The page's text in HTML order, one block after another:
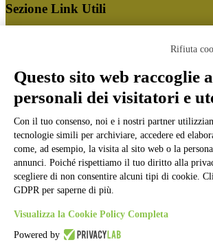
Sezione Link Utili
Ufficio Relazioni con il Pubblico
Dichiarazione di accessibilità
Obiettivi di accessibilità
Gestione consensi cookie
Amministrazione trasparente
Pagina visualizzata
2813 volte
Sezione Copyright
Copyright 2026 | Engineered and powered by
Parma S.p.A. | Divisione Publishing & New
Rifiuta
Questo sito web raccoglie
personali dei visitatori e
Con il tuo consenso, noi e i nostri partner
tecnologie simili per archiviare, accedere ed
come, ad esempio, la visita al sito web o la
annunci. Poiché rispettiamo il tuo diritto alla
scegliere di non consentire alcuni tipi di cookie.
GDPR per saperne di più.
Visualizza la Cookie Policy Completa
Powered by